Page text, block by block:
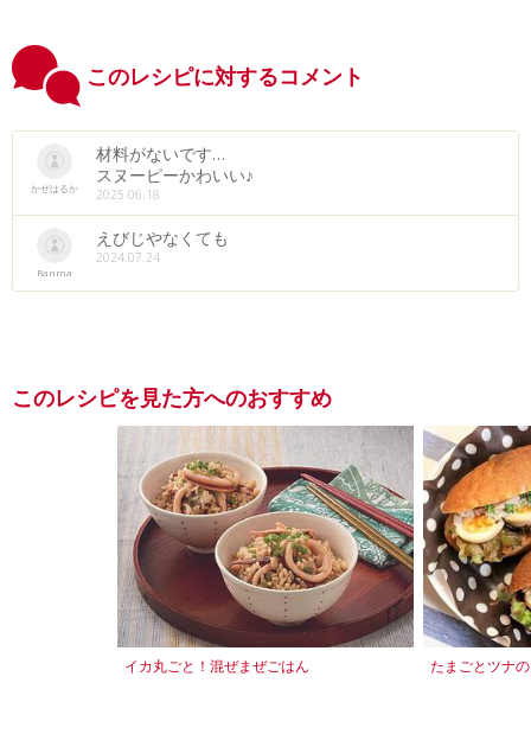
このレシピに対するコメント
かぜはるか
材料がないです…
スヌーピーかわいい♪
2025.06.18
Ranma
えびじやなくても
2024.07.24
このレシピを見た方へのおすすめ
イカ丸ごと！混ぜまぜごはん たまごとツナ